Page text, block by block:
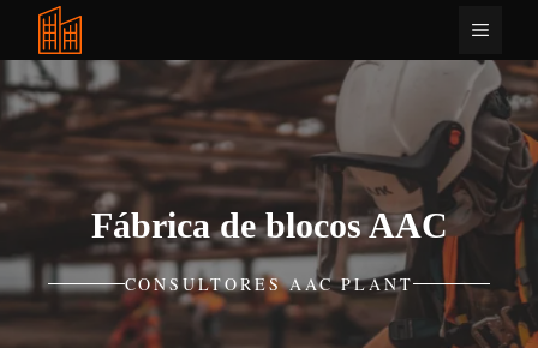
Saltar
conteúdo
Menu
Fábrica de blocos AAC
CONSULTORES AAC PLANT